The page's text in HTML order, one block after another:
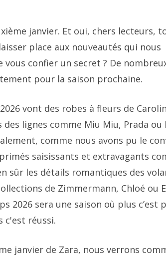
janvier. Et oui, chers lecteurs,
place aux nouveautés qui nous
confier un secret ? De
pour la saison prochaine.
vont des robes à fleurs de
lignes comme Miu Miu, Prada ou
comme nous avons pu le
saisissants et extravagants
sûr les détails romantiques des
de Zimmermann, Chloé ou
2026 sera une saison où plus c’est
c'est réussi.
janvier de Zara, nous verrons